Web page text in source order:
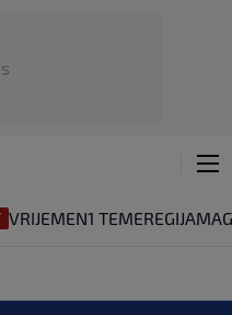
VRIJEMEN1 TEMEREGIJA